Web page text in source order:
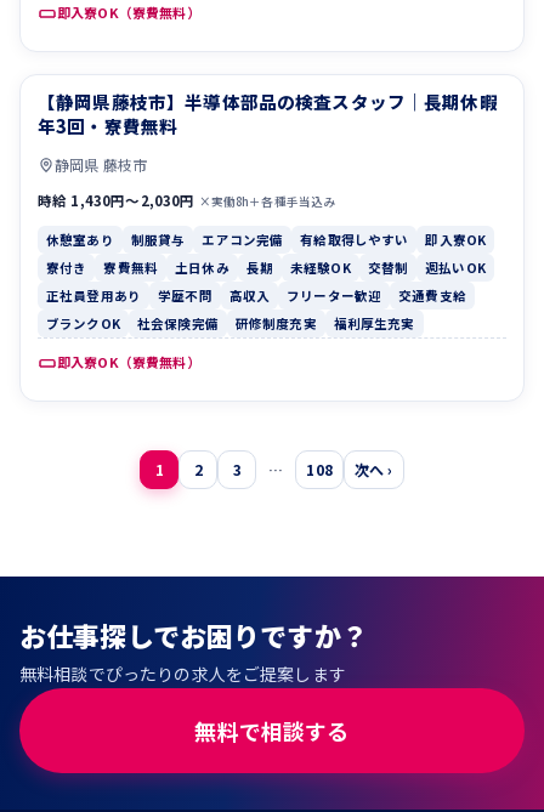
即入寮OK（寮費無料）
休憩室あり 制服貸与
【静岡県藤枝市】半導体部品の検査スタッフ｜長期休暇
年3回・寮費無料
静岡県 藤枝市
時給 1,430円〜2,030円 ×実働8h＋各種手当込み
休憩室あり 制服貸与 エアコン完備 有給取得しやすい
即入寮OK
寮付き
寮費無料 土日休み 長期 未経験OK 交替制
週払いOK
正社員登用あり
学歴不問 高収入 フリーター歓迎
交通費支給
ブランクOK
社会保険完備 研修制度充実 福利厚生充実
即入寮OK（寮費無料）
ペ
ジ
送
り
1 2 3 … 108 次へ ›
お仕事探しでお困りですか？
無料相談でぴったりの求人をご提案します
無料で相談する